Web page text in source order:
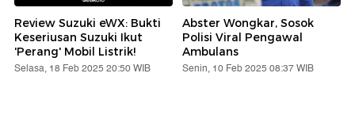
Review Suzuki eWX: Bukti
Keseriusan Suzuki Ikut
'Perang' Mobil Listrik!
Selasa, 18 Feb 2025 20:50 WIB
Abster Wongkar, Sosok
Polisi Viral Pengawal
Ambulans
Senin, 10 Feb 2025 08:37 WIB